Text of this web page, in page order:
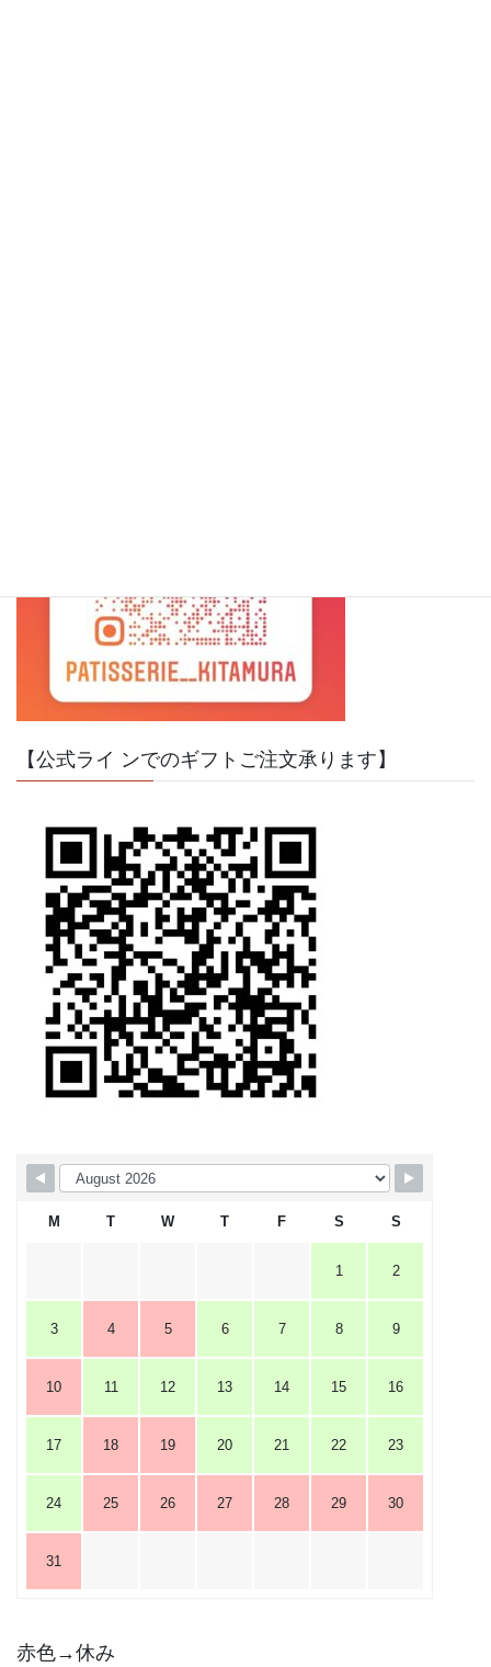
【公式ライ ンでのギフトご注文承ります】
M T W T F S S
1 2
3 4 5 6 7 8 9
10 11 12 13 14 15 16
17 18 19 20 21 22 23
24 25 26 27 28 29 30
31
赤色→休み